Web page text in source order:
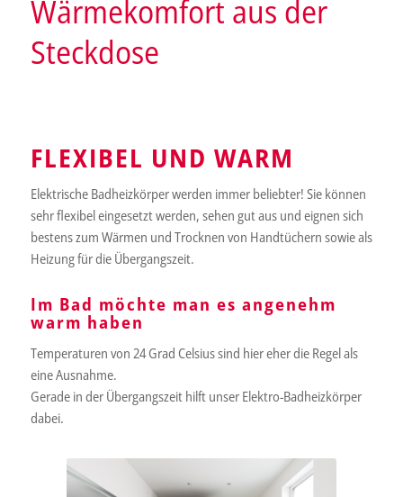
Wärmekomfort aus der
Steckdose
FLEXIBEL UND WARM
Elektrische Badheizkörper werden immer beliebter! Sie können
sehr flexibel eingesetzt werden, sehen gut aus und eignen sich
bestens zum Wärmen und Trocknen von Handtüchern sowie als
Heizung für die Übergangszeit.
Im Bad möchte man es angenehm
warm haben
Temperaturen von 24 Grad Celsius sind hier eher die Regel als
eine Ausnahme.
Gerade in der Übergangszeit hilft unser Elektro-Badheizkörper
dabei.